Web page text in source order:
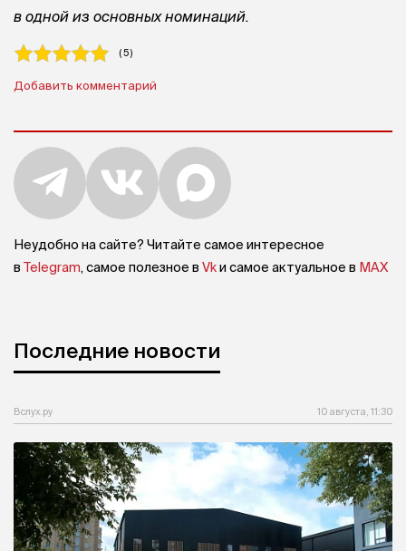
в одной из основных номинаций.
( 5 )
Добавить комментарий
Неудобно на сайте? Читайте самое интересное
в Telegram, самое полезное в Vkи самое актуальное в MAX
Последние новости
Вслух.ру 10 августа, 11:30